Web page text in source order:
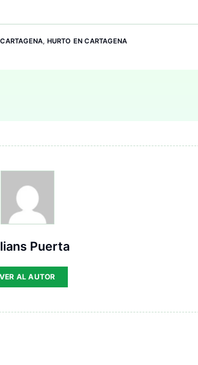
CARTAGENA, HURTO EN CARTAGENA
Puerta
VER AL AUTOR